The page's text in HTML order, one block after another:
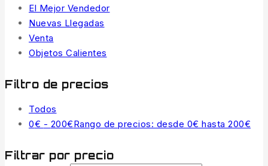
El Mejor Vendedor
Nuevas Llegadas
Venta
Objetos Calientes
Filtro de precios
Todos
0€ - 200€Rango de precios: desde 0€ hasta 200€
Filtrar por precio